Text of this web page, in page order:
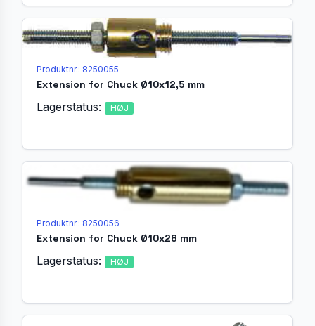
Produktnr.: 8250055
Extension for Chuck Ø10x12,5 mm
Lagerstatus: HØJ
Produktnr.: 8250056
Extension for Chuck Ø10x26 mm
Lagerstatus: HØJ